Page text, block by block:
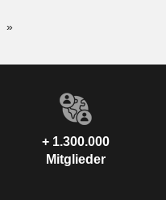
+ 1.300.000
Mitglieder